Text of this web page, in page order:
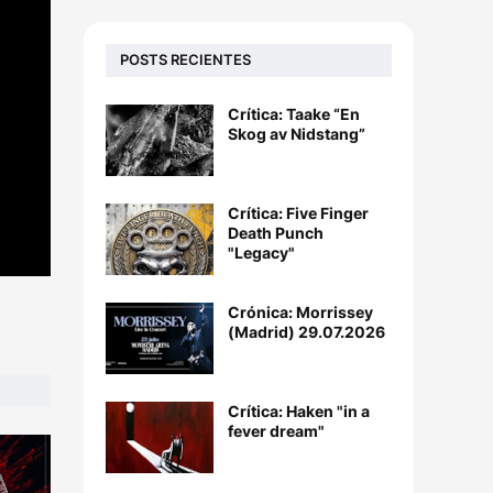
POSTS RECIENTES
Crítica: Taake “En
Skog av Nidstang”
Crítica: Five Finger
Death Punch
"Legacy"
Crónica: Morrissey
(Madrid) 29.07.2026
Crítica: Haken "in a
fever dream"